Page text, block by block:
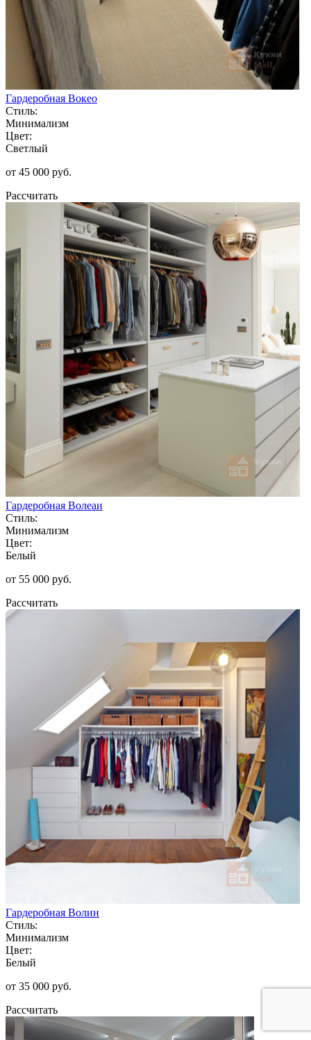
Гардеробная Вокео
Стиль:
Минимализм
Цвет:
Светлый
от 45 000 руб.
Рассчитать
Гардеробная Волеаи
Стиль:
Минимализм
Цвет:
Белый
от 55 000 руб.
Рассчитать
Гардеробная Волин
Стиль:
Минимализм
Цвет:
Белый
от 35 000 руб.
Рассчитать